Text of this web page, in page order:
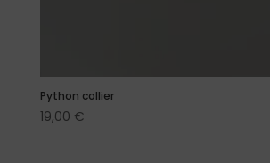
Python collier
19,00 €